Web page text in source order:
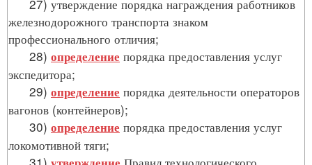
27) утверждение порядка награждения работников
железнодорожного транспорта знаком
профессионального отличия;
28) определение порядка предоставления услуг
экспедитора;
29) определение порядка деятельности операторов
вагонов (контейнеров);
30) определение порядка предоставления услуг
локомотивной тяги;